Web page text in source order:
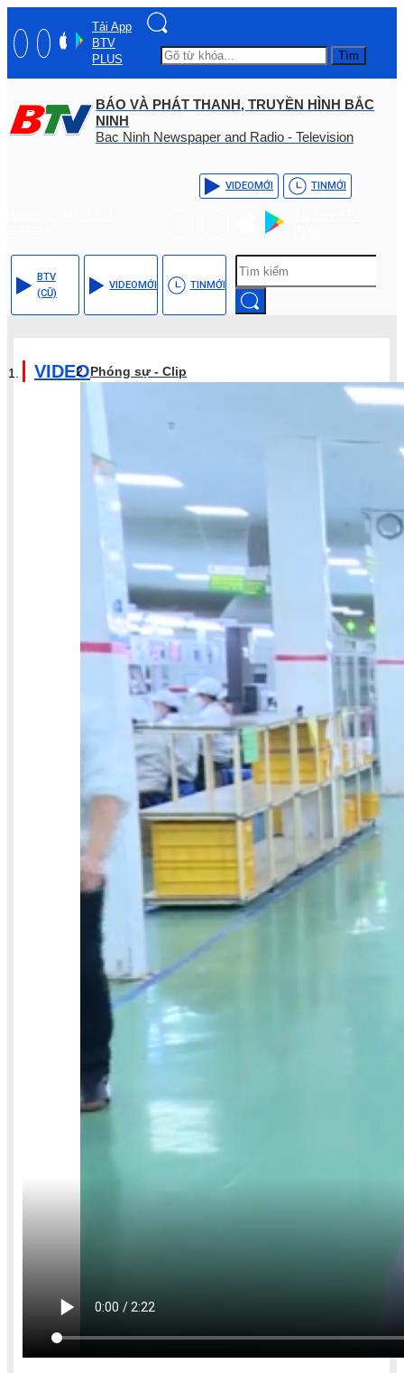
Tải App
BTV
PLUS
Tìm
BÁO VÀ PHÁT THANH, TRUYỀN HÌNH BẮC
NINH
Bac Ninh Newspaper and Radio - Television
VIDEOMỚI TINMỚI
BTV
(CŨ)
VIDEOMỚI TINMỚI
VIDEOPhóng sự - Clip